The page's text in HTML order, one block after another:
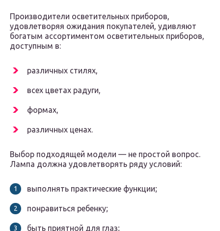
Производители осветительных приборов,
удовлетворяя ожидания покупателей, удивляют
богатым ассортиментом осветительных приборов,
доступным в:
различных стилях,
всех цветах радуги,
формах,
различных ценах.
Выбор подходящей модели — не простой вопрос.
Лампа должна удовлетворять ряду условий:
выполнять практические функции;
понравиться ребенку;
быть приятной для глаз;